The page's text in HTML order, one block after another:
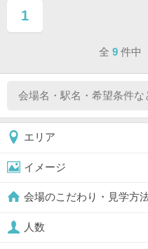
1
ページ目
全 9 件中
エリア
イメージ
会場のこだわり・見学方
人数